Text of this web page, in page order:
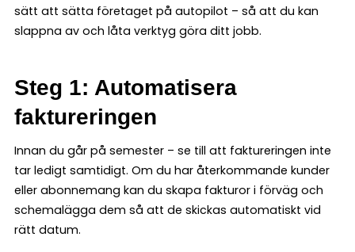
sätt att sätta företaget på autopilot – så att du kan
slappna av och låta verktyg göra ditt jobb.
Steg 1: Automatisera
faktureringen
Innan du går på semester – se till att faktureringen inte
tar ledigt samtidigt. Om du har återkommande kunder
eller abonnemang kan du skapa fakturor i förväg och
schemalägga dem så att de skickas automatiskt vid
rätt datum.